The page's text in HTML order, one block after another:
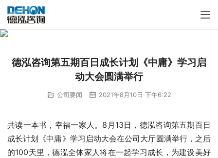
德泓咨询第五期百日成长计划《中庸》学习启
动大会圆满举行
公司要闻 2021年8月10日 下午6:22
共读一本书，幸福一家人。8月13日，德泓咨询第五期百日
成长计划《中庸》学习启动大会在公司大厅圆满举行，之后
的100天里，德泓全体家人将在一起学习成长，为建设美好